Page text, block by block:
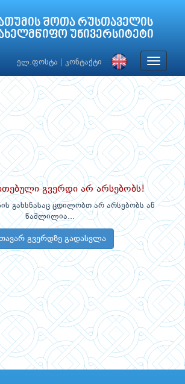
შოთა რუსთაველის
უნივერსიტეტი
ელ.ფოსტა კონტაქტი
Toggle
გვერდი არ არსებობს!
გახსნასაც ცდილობთ არ არსებობს ან
წაშლილია...
გვერდზე გადასვლა